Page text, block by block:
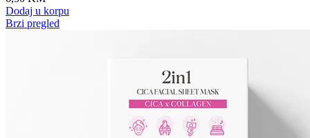
Dodaj u korpu
Brzi pregled